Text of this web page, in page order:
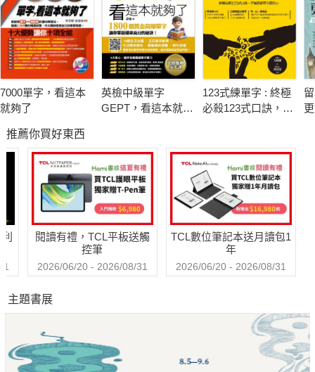
在高二、十七那一年，莊詠翔擊敗一百多位名校高手，拿到「全
國高中生單字比賽冠軍」，被同學和媒體記者譽為「學霸」和
「字神」之後，他以十九歲的英雄出少年之姿，出版了一本《全
國高中生英文單字比賽冠軍的私密筆記：英文字神教你三大記憶
法，帶你從學習中脫困，大考逆轉勝》，無私分享單字學習祕
近三年來，字神莊詠翔不斷的學習，超越自我、突飛猛進，
以更成熟、創新、別開生面的新作，重啟單字學習新扉頁—
創出從拉丁、希臘單字找字根的三大原則，
並提出單字拆解SOP，最終以印歐語詞根和心智圖來延伸單字；
更提出加強版的格林法則轉音六大模式及印歐語詞根音變原則，
不僅在各學習平台有眾多成功學習者見證，
更令專業的英語教學師長們眼睛為之一亮！
沒有慧根，也要會跟！
單字記憶不再是一座跨不過去的高牆～～
7000單字，看這本
就夠了
英檢中級單字
GEPT，看這本就夠
123式練單字 : 終極
必殺123式口訣，不
推薦你買好東西
閱讀有禮，TCL平板送觸
控筆
2026/06/20 - 2026/08/31
TCL數位筆記本送月讀包1
年
2026/06/20 - 2026/08/31
主題書展